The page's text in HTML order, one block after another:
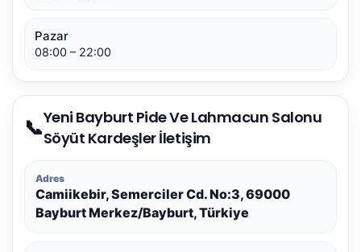
Pazar
08:00 – 22:00
📞Yeni Bayburt Pide Ve Lahmacun Salonu
Söyüt Kardeşler İletişim
Adres
Camiikebir, Semerciler Cd. No:3, 69000
Bayburt Merkez/Bayburt, Türkiye